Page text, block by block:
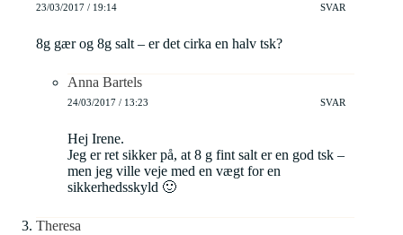
23/03/2017 / 19:14 SVAR
8g gær og 8g salt – er det cirka en halv tsk?
Anna Bartels
24/03/2017 / 13:23 SVAR
Hej Irene.
Jeg er ret sikker på, at 8 g fint salt er en god tsk –
men jeg ville veje med en vægt for en
sikkerhedsskyld 🙂
Theresa